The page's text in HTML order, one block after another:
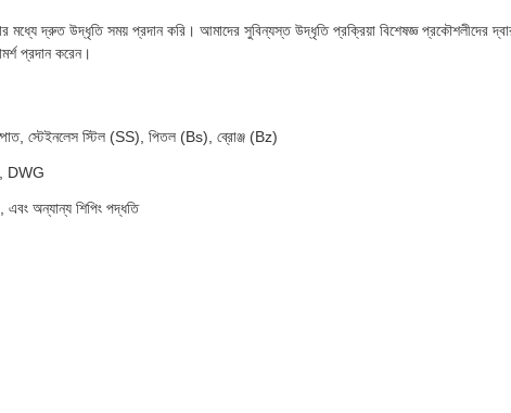
দ্রুত উদ্ধৃতি সময় প্রদান করি। আমাদের সুবিন্যস্ত উদ্ধৃতি প্রক্রিয়া বিশেষজ্ঞ প্রকৌশলীদের
প্রদান করেন।
স্টেইনলেস স্টিল (SS), পিতল (Bs), ব্রোঞ্জ (Bz)
DWG
অন্যান্য শিপিং পদ্ধতি